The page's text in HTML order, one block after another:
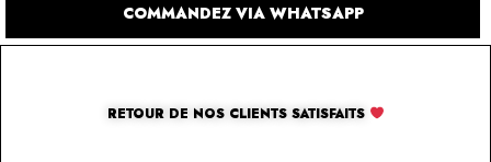
COMMANDEZ VIA WHATSAPP
RETOUR DE NOS CLIENTS SATISFAITS